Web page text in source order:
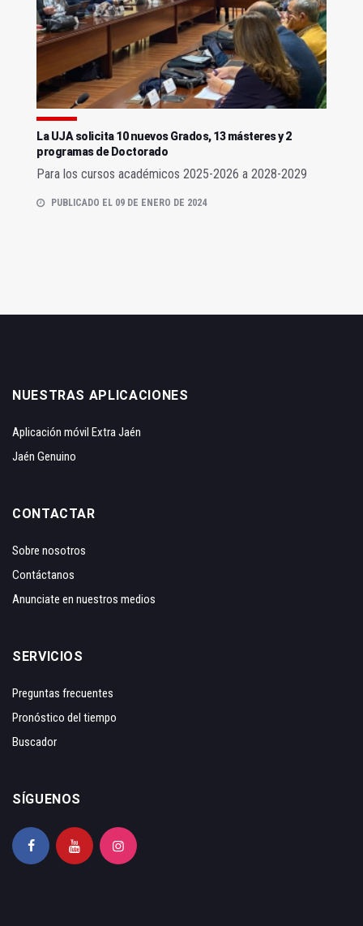
La UJA solicita 10 nuevos Grados, 13 másteres y 2
programas de Doctorado
Para los cursos académicos 2025-2026 a 2028-2029
PUBLICADO EL 09 DE ENERO DE 2024
NUESTRAS APLICACIONES
Aplicación móvil Extra Jaén
Jaén Genuino
CONTACTAR
Sobre nosotros
Contáctanos
Anunciate en nuestros medios
SERVICIOS
Preguntas frecuentes
Pronóstico del tiempo
Buscador
SÍGUENOS